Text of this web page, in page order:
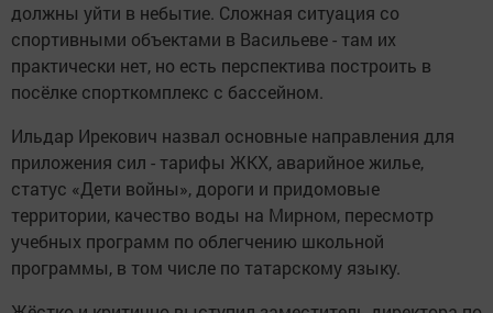
должны уйти в небытие. Сложная ситуация со
спортивными объектами в Васильеве - там их
практически нет, но есть перспектива построить в
посёлке спорткомплекс с бассейном.
Ильдар Ирекович назвал основные направления для
приложения сил - тарифы ЖКХ, аварийное жилье,
статус «Дети войны», дороги и придомовые
территории, качество воды на Мирном, пересмотр
учебных программ по облегчению школьной
программы, в том числе по татарскому языку.